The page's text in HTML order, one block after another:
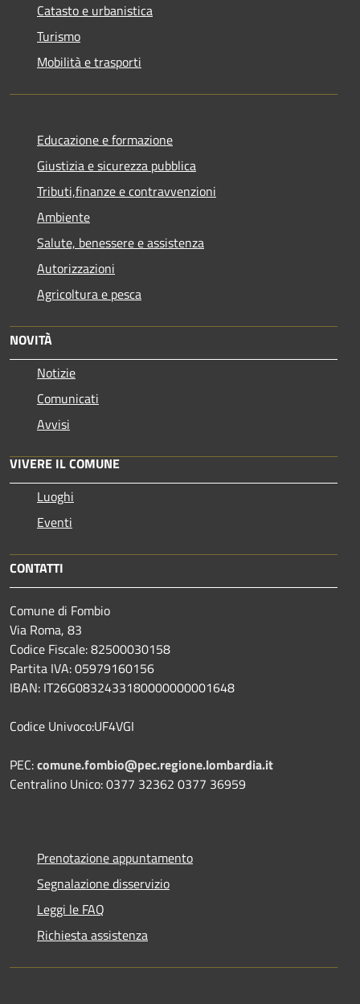
Catasto e urbanistica
Turismo
Mobilità e trasporti
Educazione e formazione
Giustizia e sicurezza pubblica
Tributi,finanze e contravvenzioni
Ambiente
Salute, benessere e assistenza
Autorizzazioni
Agricoltura e pesca
NOVITÀ
Notizie
Comunicati
Avvisi
VIVERE IL COMUNE
Luoghi
Eventi
CONTATTI
Comune di Fombio
Via Roma, 83
Codice Fiscale: 82500030158
Partita IVA: 05979160156
IBAN: IT26G0832433180000000001648
Codice Univoco:UF4VGI
PEC:comune.fombio@pec.regione.lombardia.it
Centralino Unico: 0377 32362 0377 36959
Prenotazione appuntamento
Segnalazione disservizio
Leggi le FAQ
Richiesta assistenza